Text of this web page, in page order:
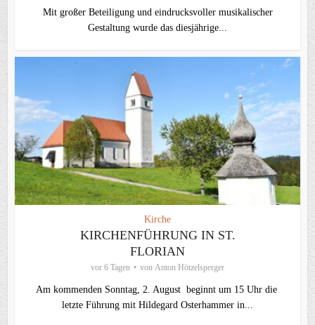
Mit großer Beteiligung und eindrucksvoller musikalischer
Gestaltung wurde das diesjährige...
Kirche
KIRCHENFÜHRUNG IN ST.
FLORIAN
vor 6 Tagen von Anton Hötzelsperger
Am kommenden Sonntag, 2. August beginnt um 15 Uhr die
letzte Führung mit Hildegard Osterhammer in...